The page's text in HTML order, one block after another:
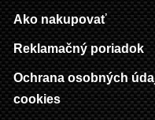
Ako nakupovať
Reklamačný poriadok
Ochrana osobných
cookies